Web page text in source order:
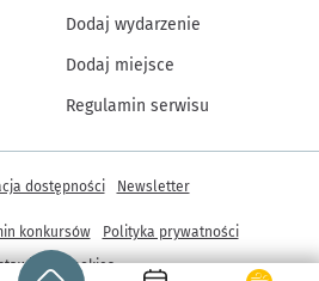
Strona główna - wroclaw.pl
Dodaj wydarzenie
Dodaj miejsce
Regulamin serwisu
dostępności Newsletter
konkursów
Polityka prywatności
cookies